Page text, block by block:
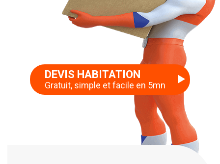
DEVIS HABITATION
Gratuit, simple et facile en 5mn